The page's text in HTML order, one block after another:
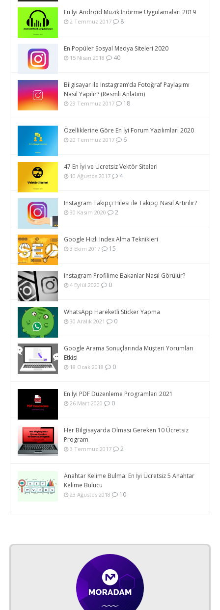
En İyi Android Müzik İndirme Uygulamaları 2019
2 Temmuz 2017 8
En Popüler Sosyal Medya Siteleri 2020
15 Nisan 2018 40
Bilgisayar ile Instagram’da Fotoğraf Paylaşımı
Nasıl Yapılır? (Resmli Anlatım)
29 Temmuz 2017 18
Özelliklerine Göre En İyi Forum Yazılımları 2020
20 Temmuz 2017 6
47 En İyi ve Ücretsiz Vektör Siteleri
10 Ağustos 2017 4
Instagram Takipçi Hilesi ile Takipçi Nasıl Artırılır?
30 Kasım 2020 2
Google Hızlı Index Alma Teknikleri
3 Ekim 2017 15
Instagram Profilime Bakanlar Nasıl Görülür?
4 Eylül 2020 0
WhatsApp Hareketli Sticker Yapma
30 Aralık 2021 0
Google Arama Sonuçlarında Müşteri Yorumları
Etkisi
18 Ocak 2018 0
En İyi PDF Düzenleme Programları 2021
26 Mart 2020 0
Her Bilgisayarda Olması Gereken 10 Ücretsiz
Program
3 Temmuz 2017 2
Anahtar Kelime Bulma: En İyi Ücretsiz 5 Anahtar
Kelime Bulucu
23 Ağustos 2018 10